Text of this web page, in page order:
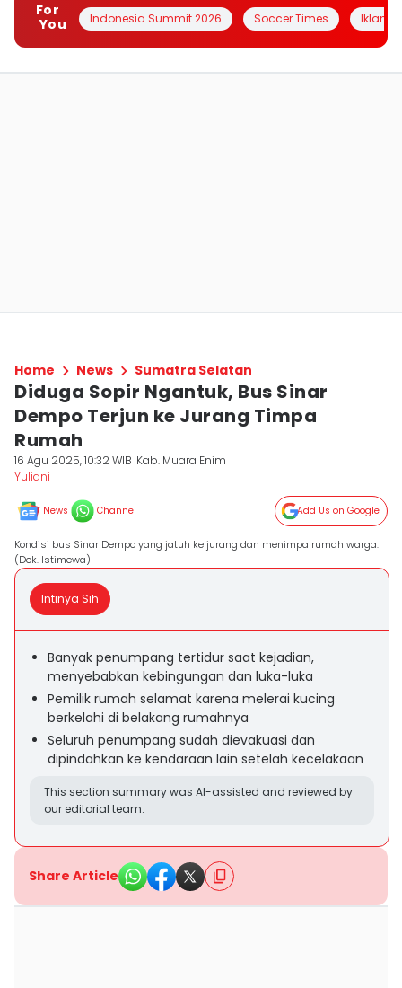
For
You
Indonesia Summit 2026 Soccer Times Iklanin
Home News Sumatra Selatan
Diduga Sopir Ngantuk, Bus Sinar
Dempo Terjun ke Jurang Timpa
Rumah
16 Agu 2025, 10:32 WIB Kab. Muara Enim
Yuliani
News Channel Add Us on Google
Kondisi bus Sinar Dempo yang jatuh ke jurang dan menimpa rumah warga.
(Dok. Istimewa)
Intinya Sih
Banyak penumpang tertidur saat kejadian,
menyebabkan kebingungan dan luka-luka
Pemilik rumah selamat karena melerai kucing
berkelahi di belakang rumahnya
Seluruh penumpang sudah dievakuasi dan
dipindahkan ke kendaraan lain setelah kecelakaan
This section summary was AI-assisted and reviewed by
our editorial team.
Share Article